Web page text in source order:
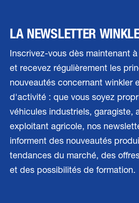
LA NEWSLETTER
Inscrivez-vous dès maintenant
et recevez régulièrement les
nouveautés concernant winkler
d'activité : que vous soyez
véhicules industriels, garagiste,
exploitant agricole, nos
informent des nouveautés
tendances du marché, des
et des possibilités de formation.